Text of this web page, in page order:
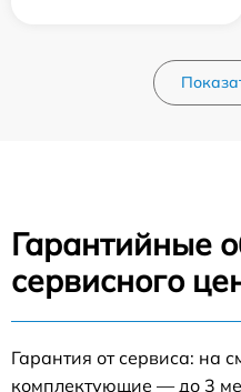
Гарантийные
сервисного
Гарантия от сервиса: на
комплектующие — до 3